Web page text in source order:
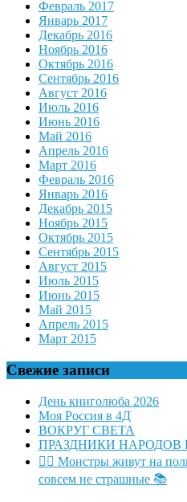
Февраль 2017
Январь 2017
Декабрь 2016
Ноябрь 2016
Октябрь 2016
Сентябрь 2016
Август 2016
Июль 2016
Июнь 2016
Май 2016
Апрель 2016
Март 2016
Февраль 2016
Январь 2016
Декабрь 2015
Ноябрь 2015
Октябрь 2015
Сентябрь 2015
Август 2015
Июль 2015
Июнь 2015
Май 2015
Апрель 2015
Март 2015
Свежие записи
День книголюба 2026
Моя Россия в 4Д
ВОКРУГ СВЕТА
ПРАЗДНИКИ НАРОДОВ
🧛‍♂ Монстры живут на
совсем не страшные 📚